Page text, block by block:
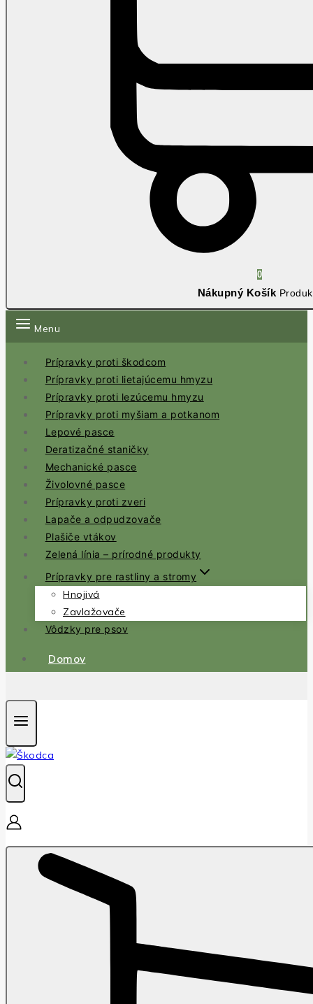
0
Nákupný Košík
Menu
Prípravky proti škodcom
Prípravky proti lietajúcemu hmyzu
Prípravky proti lezúcemu hmyzu
Prípravky proti myšiam a potkanom
Lepové pasce
Deratizačné staničky
Mechanické pasce
Živolovné pasce
Prípravky proti zveri
Lapače a odpudzovače
Plašiče vtákov
Zelená línia – prírodné produkty
Prípravky pre rastliny a stromy
Hnojivá
Zavlažovače
Vôdzky pre psov
Domov